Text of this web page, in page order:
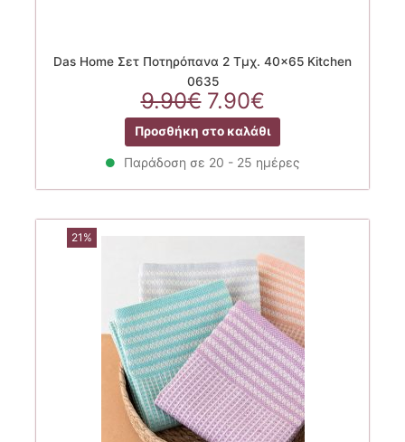
Das Home Σετ Ποτηρόπανα 2 Τμχ. 40×65 Kitchen
0635
9.90€ Original
price
was:
9.90€.
7.90€Η
τρέχουσα
τιμή
είναι:
Προσθήκη στο καλάθι
Παράδοση σε 20 - 25 ημέρες
21%